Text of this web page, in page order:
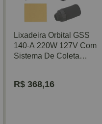
Lixadeira Orbital GSS
140-A 220W 127V Com
Sistema De Coleta
R$368,16